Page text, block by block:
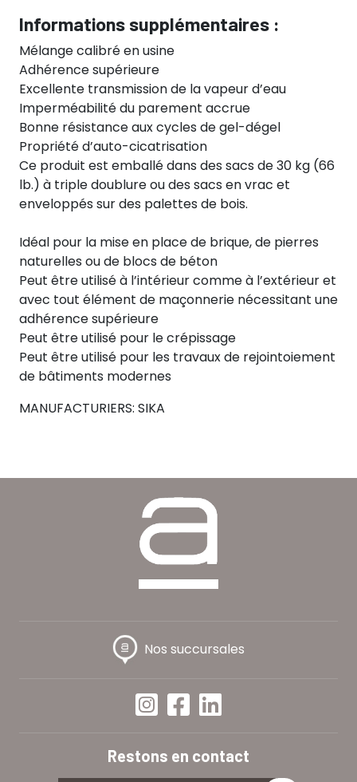
Informations supplémentaires :
Mélange calibré en usine
Adhérence supérieure
Excellente transmission de la vapeur d’eau
Imperméabilité du parement accrue
Bonne résistance aux cycles de gel-dégel
Propriété d’auto-cicatrisation
Ce produit est emballé dans des sacs de 30 kg (66
lb.) à triple doublure ou des sacs en vrac et
enveloppés sur des palettes de bois.
Idéal pour la mise en place de brique, de pierres
naturelles ou de blocs de béton
Peut être utilisé à l’intérieur comme à l’extérieur et
avec tout élément de maçonnerie nécessitant une
adhérence supérieure
Peut être utilisé pour le crépissage
Peut être utilisé pour les travaux de rejointoiement
de bâtiments modernes
MANUFACTURIERS: SIKA
Nos succursales
Restons en contact